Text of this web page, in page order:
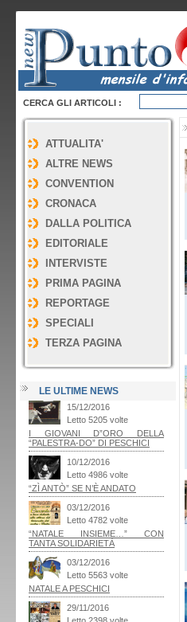
CERCA GLI ARTICOLI :
ATTUALITA'
ALTRE NEWS
CONVENTION
CRONACA
DALLA POLITICA
EDITORIALE
INTERVISTE
PRIMA PAGINA
REPORTAGE
SPECIALI
TERZA PAGINA
LE ULTIME NEWS